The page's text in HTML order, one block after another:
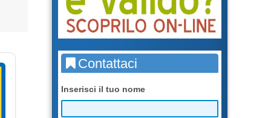
Contattaci
Inserisci il tuo nome